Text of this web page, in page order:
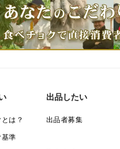
は？
基準
出品したい
出品者募集